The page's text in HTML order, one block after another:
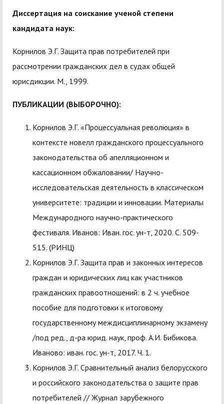
Диссертация на соискание ученой степени
кандидата наук:
Корнилов Э.Г. Защита прав потребителей при
рассмотрении гражданских дел в судах общей
юрисдикции. М., 1999.
ПУБЛИКАЦИИ (ВЫБОРОЧНО):
Корнилов Э.Г. «Процессуальная революция» в
контексте новелл гражданского процессуального
законодательства об апелляционном и
кассационном обжаловании/ Научно-
исследовательская деятельность в классическом
университете: традиции и инновации. Материалы
Международного научно-практического
фестиваля. Иванов: Иван. гос. ун-т, 2020. С. 509-
515. (РИНЦ)
Корнилов Э.Г. Защита прав и законных интересов
граждан и юридических лиц как участников
гражданских правоотношений: в 2 ч. учебное
пособие для подготовки к итоговому
государственному междисциплинарному экзамену
/под ред., д-ра юрид. наук, проф. А.И. Бибикова.
Иваново: иван. гос. ун-т, 2017. Ч. 1.
Корнилов Э.Г. Сравнительный анализ белорусского
и российского законодательства о защите прав
потребителей // Журнал зарубежного